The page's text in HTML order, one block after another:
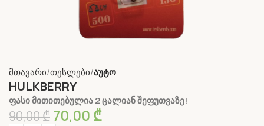
მთავარი თესლები აუტო
HULKBERRY
ფასი მითითებულია 2 ცალიან შეფუთვაზე!
90,00₾ 70,00 ₾